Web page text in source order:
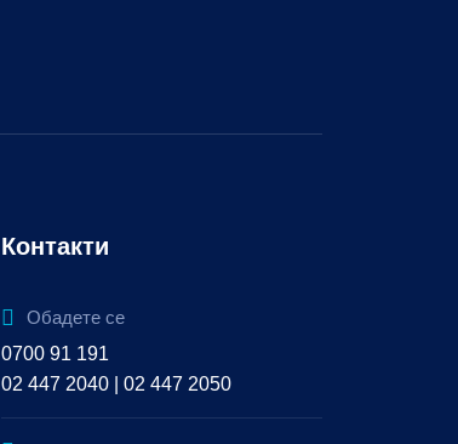
Контакти
Обадете се
0700 91 191
02 447 2040 | 02 447 2050